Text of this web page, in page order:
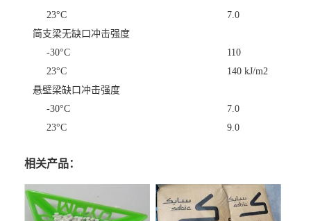
23°C
7.0
简支梁无缺口冲击强度
-30°C
110
23°C
140 kJ/m2
悬壁梁缺口冲击强度
-30°C
7.0
23°C
9.0
相关产品：